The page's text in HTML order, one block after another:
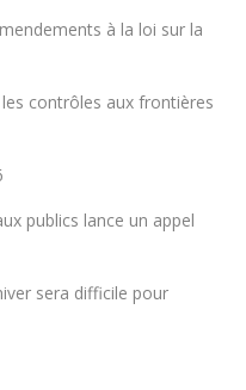
à la loi sur la
contrôles aux frontières
publics lance un appel
sera difficile pour